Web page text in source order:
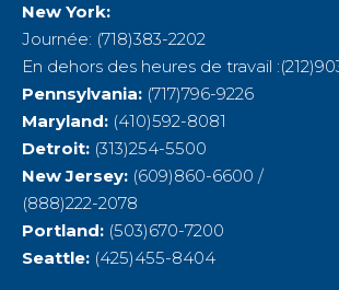
New York:
Journée: (718)383-2202
En dehors des heures de travail
Pennsylvania: (717)796-9226
Maryland: (410)592-8081
Detroit: (313)254-5500
New Jersey: (609)860-6600 /
(888)222-2078
Portland: (503)670-7200
Seattle: (425)455-8404